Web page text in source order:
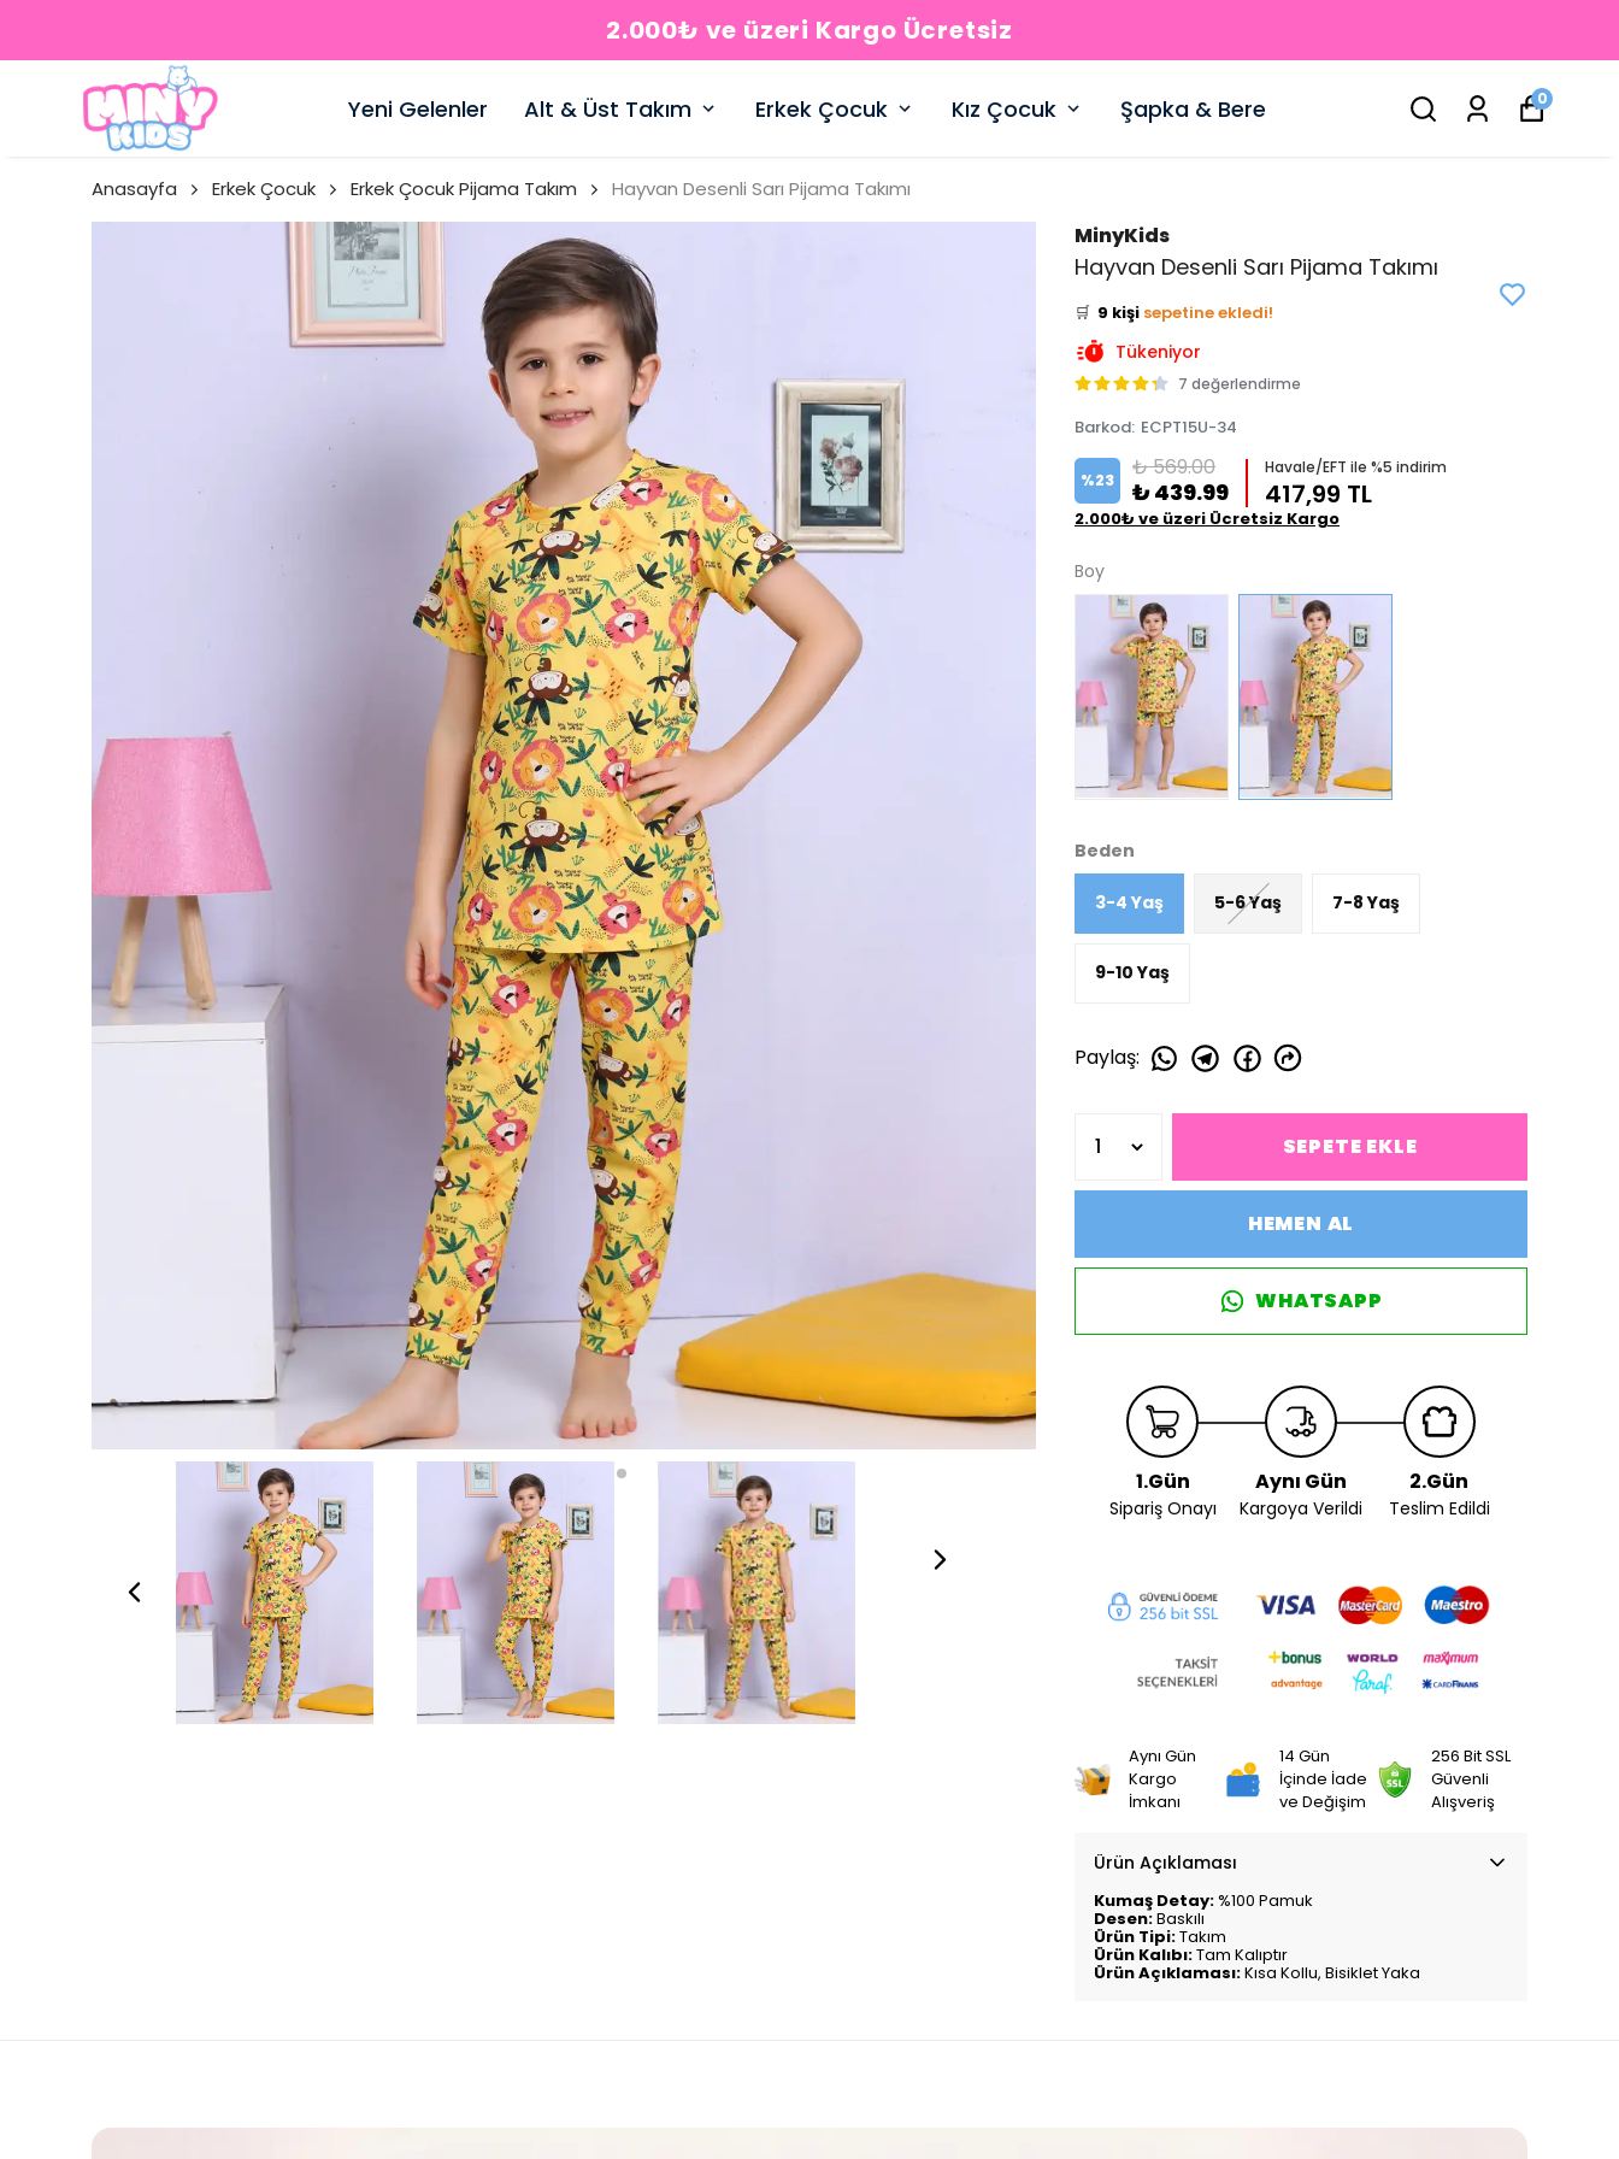
2.000₺ ve üzeri Kargo Ücretsiz
Yeni Gelenler Alt & Üst Takım Erkek Çocuk Kız Çocuk Şapka & Bere 0
Anasayfa Erkek Çocuk Erkek Çocuk Pijama Takım Hayvan Desenli Sarı Pijama Takımı
MinyKids
Hayvan Desenli Sarı Pijama Takımı
👀 Şu an 1 kişi
inceliyor!
Bu ürünü
🛒 9 kişi sepetine ekledi!
✅ Bugün 4 adet
Tükeniyor
7 değerlendirme
Barkod: ECPT15U-34
%23 ₺ 569.00
₺ 439.99
Havale/EFT ile %5 indirim
417,99 TL
2.000₺ ve üzeri Ücretsiz Kargo
Boy
Beden
3-4 Yaş 5-6 Yaş 7-8 Yaş
9-10 Yaş
Paylaş:
SEPETE EKLE
HEMEN AL
WHATSAPP
1.Gün
Sipariş Onayı
Aynı Gün
Kargoya Verildi
2.Gün
Teslim Edildi
Aynı Gün
Kargo
İmkanı
14 Gün
İçinde İade
ve Değişim
256 Bit SSL
Güvenli
Alışveriş
Ürün Açıklaması
Kumaş Detay:%100 Pamuk
Desen:Baskılı
Ürün Tipi:Takım
Ürün Kalıbı:Tam Kalıptır
Ürün Açıklaması:Kısa Kollu, Bisiklet Yaka